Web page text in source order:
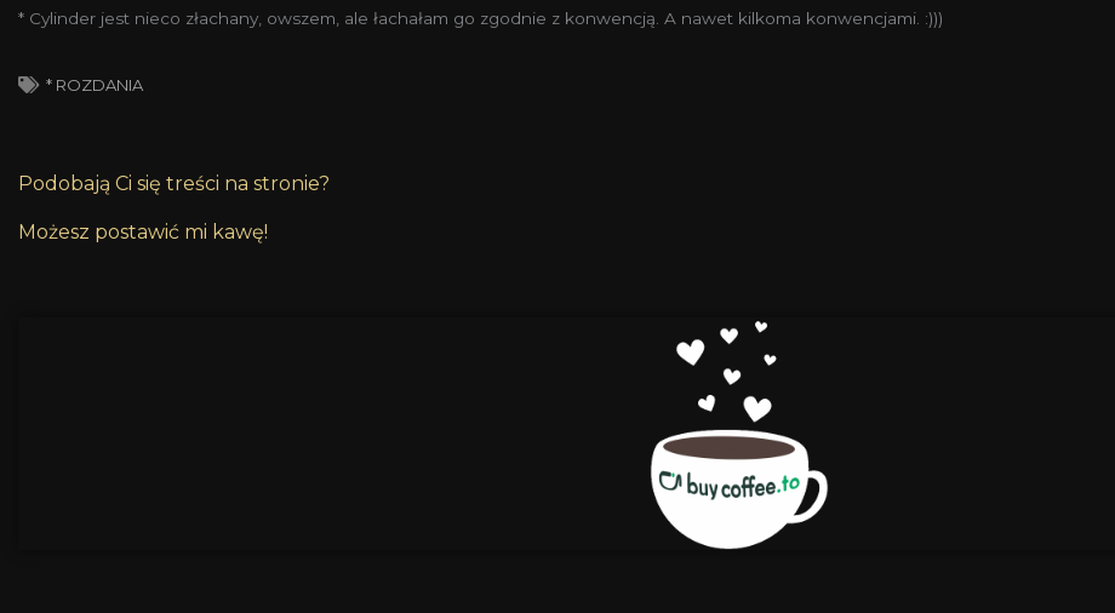
* Cylinder jest nieco złachany, owszem, ale łachałam go zgodnie z konwencją. A nawet kilkoma konwencjami. :)))
* ROZDANIA
Podobają Ci się treści na stronie?
Możesz postawić mi kawę!